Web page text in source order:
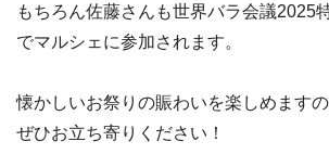
もちろん佐藤さんも世界バラ会議2025
でマルシェに参加されます。
懐かしいお祭りの賑わいを楽しめます
ぜひお立ち寄りください！